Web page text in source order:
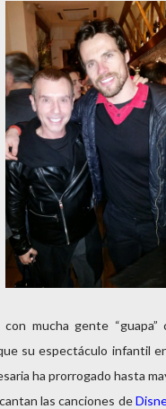
mucha gente “guapa”
su espectáculo infantil
ha prorrogado hasta
las canciones de